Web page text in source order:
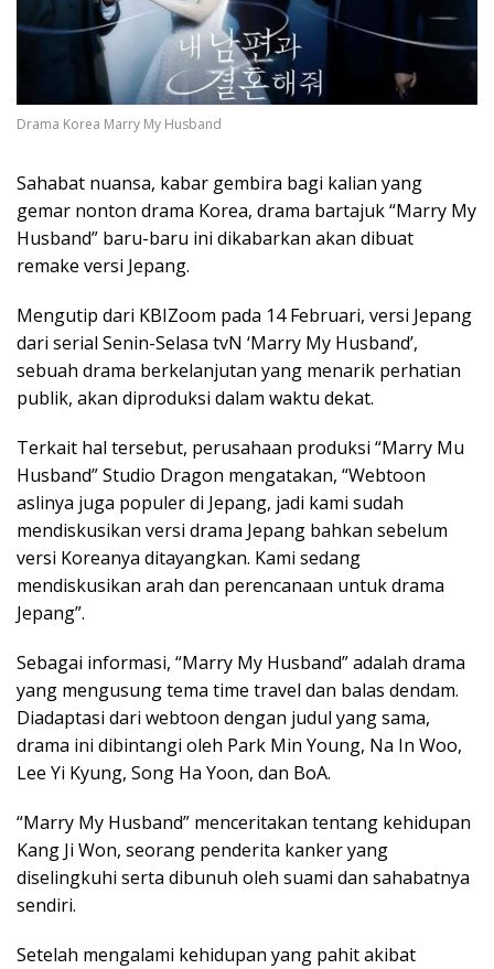
Drama Korea Marry My Husband
Sahabat nuansa, kabar gembira bagi kalian yang
gemar nonton drama Korea, drama bartajuk “Marry My
Husband” baru-baru ini dikabarkan akan dibuat
remake versi Jepang.
Mengutip dari KBIZoom pada 14 Februari, versi Jepang
dari serial Senin-Selasa tvN ‘Marry My Husband’,
sebuah drama berkelanjutan yang menarik perhatian
publik, akan diproduksi dalam waktu dekat.
Terkait hal tersebut, perusahaan produksi “Marry Mu
Husband” Studio Dragon mengatakan, “Webtoon
aslinya juga populer di Jepang, jadi kami sudah
mendiskusikan versi drama Jepang bahkan sebelum
versi Koreanya ditayangkan. Kami sedang
mendiskusikan arah dan perencanaan untuk drama
Jepang”.
Sebagai informasi, “Marry My Husband” adalah drama
yang mengusung tema time travel dan balas dendam.
Diadaptasi dari webtoon dengan judul yang sama,
drama ini dibintangi oleh Park Min Young, Na In Woo,
Lee Yi Kyung, Song Ha Yoon, dan BoA.
“Marry My Husband” menceritakan tentang kehidupan
Kang Ji Won, seorang penderita kanker yang
diselingkuhi serta dibunuh oleh suami dan sahabatnya
sendiri.
Setelah mengalami kehidupan yang pahit akibat